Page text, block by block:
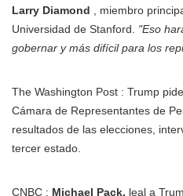
Larry Diamond , miembro
Universidad de Stanford. "Eso
gobernar y más difícil para los
The Washington Post : Trump
Cámara de Representantes de
resultados de las elecciones,
tercer estado.
CNBC : Michael Pack, leal a